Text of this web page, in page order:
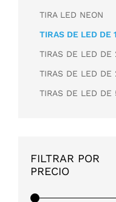
TIRA LED NEON
TIRAS DE LED DE
TIRAS DE LED DE
TIRAS DE LED DE
TIRAS DE LED DE
FILTRAR POR
PRECIO